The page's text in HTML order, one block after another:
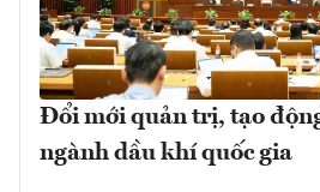
Đổi mới quản trị, tạo
ngành dầu khí quốc gia